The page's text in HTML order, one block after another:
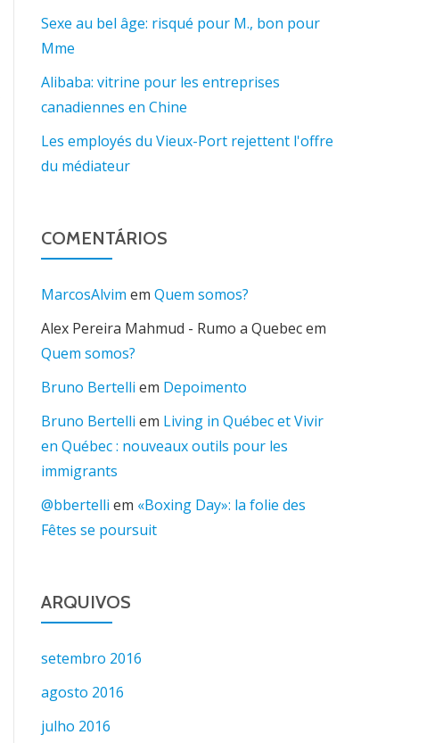
Sexe au bel âge: risqué pour M., bon pour
Mme
Alibaba: vitrine pour les entreprises
canadiennes en Chine
Les employés du Vieux-Port rejettent l'offre
du médiateur
COMENTÁRIOS
MarcosAlvim em Quem somos?
Alex Pereira Mahmud - Rumo a Quebecem
Quem somos?
Bruno Bertelli em Depoimento
Bruno Bertelli em Living in Québec et Vivir
en Québec : nouveaux outils pour les
immigrants
@bbertelli em «Boxing Day»: la folie des
Fêtes se poursuit
ARQUIVOS
setembro 2016
agosto 2016
julho 2016